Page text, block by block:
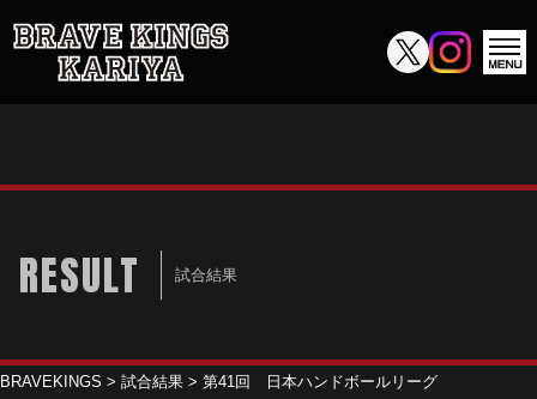
RESULT 試合結果
BRAVEKINGS > 試合結果 > 第41回 日本ハンドボールリーグ